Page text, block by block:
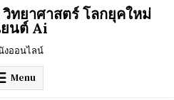
ทยาศาสตร์ โลกยุคใหม่
นต์ Ai
งออนไลน์
Menu